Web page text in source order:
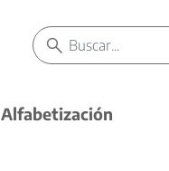
Alfabetización